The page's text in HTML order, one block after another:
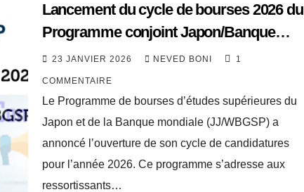
Lancement du cycle de bourses 2026 du
Programme conjoint Japon/Banque
Mondiale (JJ/WBGSP)
23 JANVIER 2026 NEVED BONI 1
COMMENTAIRE
Le Programme de bourses d’études supérieures du
Japon et de la Banque mondiale (JJ/WBGSP) a
annoncé l’ouverture de son cycle de candidatures
pour l’année 2026. Ce programme s’adresse aux
ressortissants…